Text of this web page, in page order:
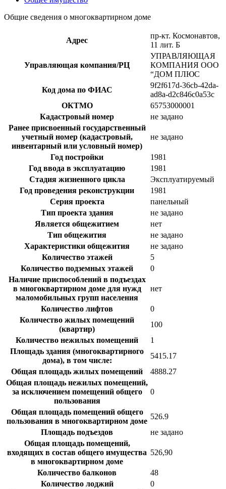
Общие сведения о многоквартирном доме
Адрес
пр-кт. Космонавтов,
11 лит. Б
Управляющая компания/РЦ
УПРАВЛЯЮЩАЯ
КОМПАНИЯ ООО
“ДОМ ПЛЮС
Код дома по ФИАС
9f2f617d-36cb-42da-
ad8a-d2c846c0a53c
ОКТМО
65753000001
Кадастровый номер
не задано
Ранее присвоенный государственный
учетный номер (кадастровый,
инвентарный или условный номер)
не задано
Год постройки
1981
Год ввода в эксплуатацию
1981
Стадия жизненного цикла
Эксплуатируемый
Год проведения реконструкции
1981
Серия проекта
панельный
Тип проекта здания
не задано
Является общежитием
нет
Тип общежития
не задано
Характеристики общежития
не задано
Количество этажей
5
Количество подземных этажей
0
Наличие приспособлений в подъездах
в многоквартирном доме для нужд
маломобильных групп населения
нет
Количество лифтов
0
Количество жилых помещений
(квартир)
100
Количество нежилых помещений
1
Площадь здания (многоквартирного
дома), в том числе:
5415.17
Общая площадь жилых помещений
4888.27
Общая площадь нежилых помещений,
за исключением помещений общего
пользования
0
Общая площадь помещений общего
пользования в многоквартирном доме
526.9
Площадь подъездов
не задано
Общая площадь помещений,
входящих в состав общего имущества
в многоквартирном доме
526,90
Количество балконов
48
Количество лоджий
0